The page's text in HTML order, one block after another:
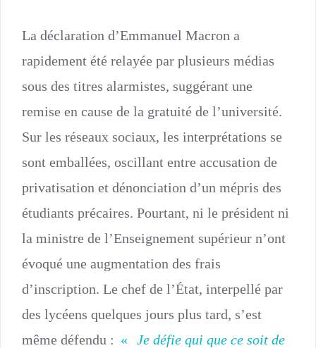
La déclaration d’Emmanuel Macron a
rapidement été relayée par plusieurs médias
sous des titres alarmistes, suggérant une
remise en cause de la gratuité de l’université.
Sur les réseaux sociaux, les interprétations se
sont emballées, oscillant entre accusation de
privatisation et dénonciation d’un mépris des
étudiants précaires. Pourtant, ni le président ni
la ministre de l’Enseignement supérieur n’ont
évoqué une augmentation des frais
d’inscription. Le chef de l’État, interpellé par
des lycéens quelques jours plus tard, s’est
même défendu : «
Je défie qui que ce soit de